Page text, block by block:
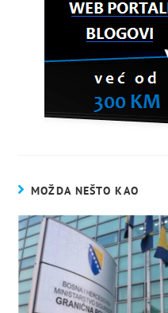
MOŽDA NEŠTO KAO